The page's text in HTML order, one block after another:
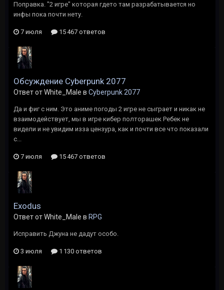
Поправка. "2 игре" которая гдето там разрабатывается но
инфы пока почти нету.
7 июля 15 467 ответов
Обсуждение Cyberpunk 2077
Ответ от White_Male в Cyberpunk 2077
Да и фиг с ним. Это аниме погоды 2 игре не сыграет и никак не
взаимодействует, мы в игре кибер полторашек Ребек не
видели и не увидим изза цензура, как и почти все что показали
с...
7 июля 15 467 ответов
Exodus
Ответ от White_Male в RPG
Исправить Джуна не дадут особо.
3 июля 1 130 ответов